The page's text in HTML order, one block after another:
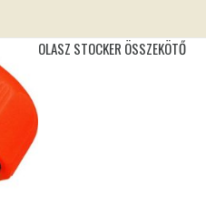
OLASZ STOCKER ÖSSZEKÖTŐ